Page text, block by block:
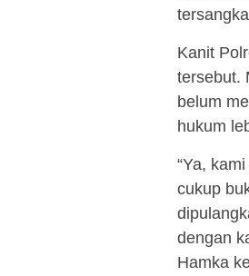
Kanit
tersebut.
belum
hukum
“Ya,
cukup
dengan
Hamka